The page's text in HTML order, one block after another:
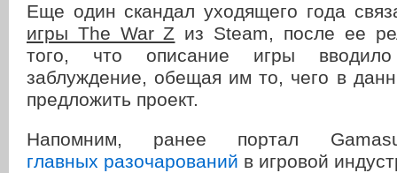
Еще один скандал уходящего года
игры The War Z из Steam, после ее
того, что описание игры
заблуждение, обещая им то, чего в
предложить проект.
Напомним, ранее портал
главных разочарований в игровой